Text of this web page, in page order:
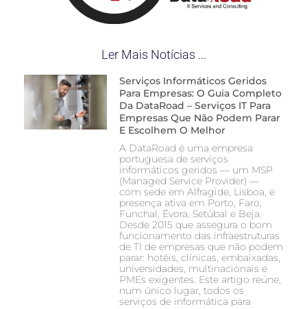
Ler Mais Notícias ...
Serviços Informáticos Geridos
Para Empresas: O Guia Completo
Da DataRoad – Serviços IT Para
Empresas Que Não Podem Parar
E Escolhem O Melhor
A DataRoad é uma empresa
portuguesa de serviços
informáticos geridos — um MSP
(Managed Service Provider) —
com sede em Alfragide, Lisboa, e
presença ativa em Porto, Faro,
Funchal, Évora, Setúbal e Beja.
Desde 2015 que assegura o bom
funcionamento das infraestruturas
de TI de empresas que não podem
parar: hotéis, clínicas, embaixadas,
universidades, multinacionais e
PMEs exigentes. Este artigo reúne,
num único lugar, todos os
serviços de informática para